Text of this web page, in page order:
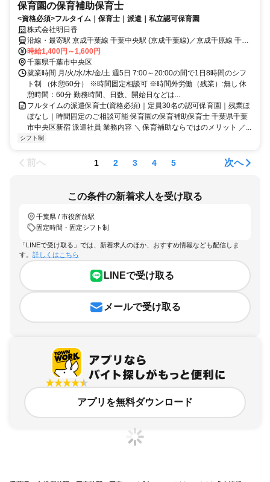
保育園の保育補助保育士
<資格必須>フルタイム｜保育士｜派遣｜私立認可保育園
株式会社明日香
沿線・最寄駅 京成千葉線 千葉中央駅 (京成千葉線)／京成千原線 千葉
中央駅 (京成千原線)／JR外房線 本千葉駅 (JR外房線)／JR内房線 本千
葉駅 (JR内房線)
時給1,400円～1,600円
千葉県千葉市中央区
就業時間 月/火/水/木/金/土 週5日 7:00～20:00の間で1日8時間のシフ
ト制 （休憩60分） ※時間固定相談可 ※時間外労働（残業）:無し 休
憩時間：60分 勤務時間、日数、開始日などは...
フルタイムの派遣保育士(資格必須)｜定員30名の認可保育園｜残業ほ
ぼなし｜時間固定のご相談可能 保育園の保育補助保育士 千葉県千葉
市中央区新宿 派遣社員 業務内容 ＼ 保育補助ならではのメリット ／...
シフト制
前へ 1 2 3 4 5 次へ
この条件の新着求人を受け取る
千葉県 / 市役所前駅
固定時間・固定シフト制
「LINEで受け取る」では、新着求人のほか、おすすめ情報なども配信しま
す。 詳しくはこちら
LINEで受け取る
メールで受け取る
アプリを無料ダウンロード